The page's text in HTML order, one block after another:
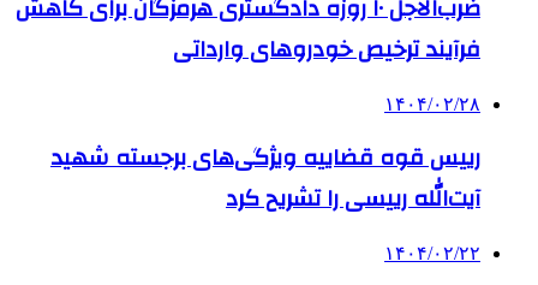
ضرب‌الاجل ۱۰ روزه دادگستری هرمزگان برای کاهش
فرآیند ترخیص خودروهای وارداتی
۱۴۰۴/۰۲/۲۸
رییس قوه قضاییه ویژگی‌های برجسته شهید
آیت‌الله رییسی را تشریح کرد
۱۴۰۴/۰۲/۲۲